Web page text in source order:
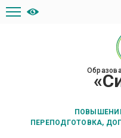
ПЕРЕПОДГОТОВКА,